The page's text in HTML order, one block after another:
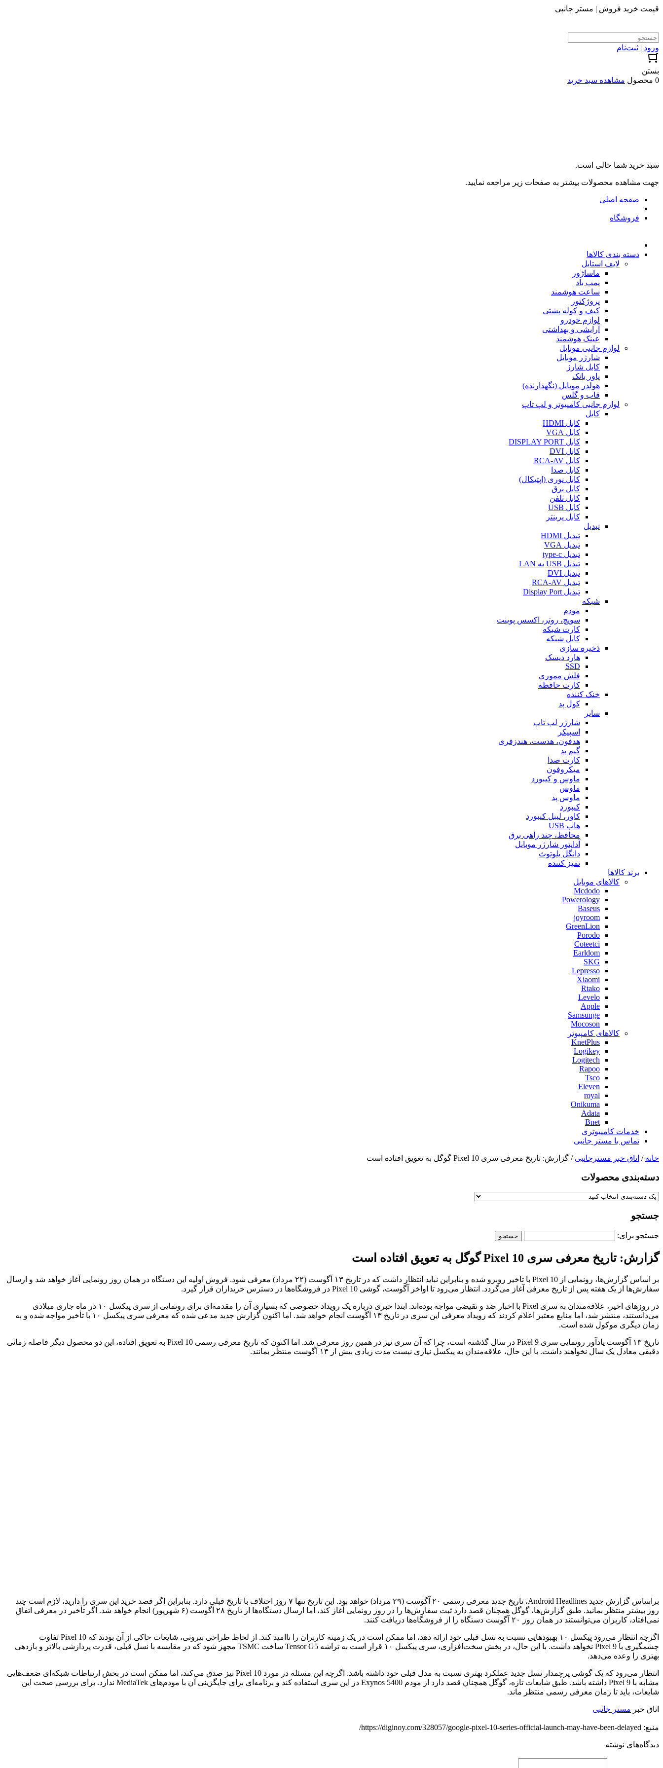
قیمت خرید فروش | مستر جانبی
ورود | ثبت‌نام
بستن
0 محصول
مشاهده سبد خرید
سبد خرید شما خالی است.
جهت مشاهده محصولات بیشتر به صفحات زیر مراجعه نمایید.
صفحه اصلی
فروشگاه
دسته بندی کالاها
لایف استایل
ماساژور
پمپ باد
ساعت هوشمند
پروژکتور
کیف و کوله پشتی
لوازم خودرو
آرایشی و بهداشتی
عینک هوشمند
لوازم جانبی موبایل
شارژر موبایل
کابل شارژ
پاور بانک
هولدر موبایل (نگهدارنده)
قاب و گلس
لوازم جانبی کامپیوتر و لپ تاپ
کابل
کابل HDMI
کابل VGA
کابل DISPLAY PORT
کابل DVI
کابل RCA-AV
کابل صدا
کابل نوری (اپتیکال)
کابل برق
کابل تلفن
کابل USB
کابل پرینتر
تبدیل
تبدیل HDMI
تبدیل VGA
تبدیل type-c
تبدیل USB به LAN
تبدیل DVI
تبدیل RCA-AV
تبدیل Display Port
شبکه
مودم
سویچ، روتر، اکسس پوینت
کارت شبکه
کابل شبکه
ذخیره سازی
هارد دیسک
SSD
فلش مموری
کارت حافظه
خنک کننده
کول پد
سایر
شارژر لپ تاپ
اسپیکر
هدفون، هدست، هندزفری
گیم پد
کارت صدا
میکروفون
ماوس و کیبورد
ماوس
ماوس پد
کیبورد
کاور، لیبل کیبورد
هاب USB
محافظ، چند راهی برق
آداپتور شارژر موبایل
دانگل بلوتوث
تمیز کننده
برند کالاها
کالاهای موبایل
Mcdodo
Powerology
Baseus
joyroom
GreenLion
Porodo
Coteetci
Earldom
SKG
Lepresso
Xiaomi
Rtako
Levelo
Apple
Samsunge
Mocoson
کالاهای کامپیوتر
KnetPlus
Logikey
Logitech
Rapoo
Tsco
Eleven
royal
Onikuma
Adata
Bnet
خدمات کامپیوتری
تماس با مستر جانبی
خانه / اتاق خبر مسترجانبی / گزارش: تاریخ معرفی سری Pixel 10 گوگل به تعویق افتاده است
دسته‌بندی‌ محصولات
جستجو
جستجو برای:
گزارش: تاریخ معرفی سری Pixel 10 گوگل به تعویق افتاده است
بر اساس گزارش‌ها، رونمایی از Pixel 10 با تاخیر روبرو شده و بنابراین نباید انتظار داشت که در تاریخ ۱۳ آگوست (۲۲ مرداد) معرفی شود. فروش اولیه این دستگاه در همان روز رونمایی آغاز خواهد شد و ارسال
سفارش‌ها از یک هفته پس از تاریخ معرفی آغاز می‌گردد. انتظار می‌رود تا اواخر آگوست، گوشی Pixel 10 در فروشگاه‌ها در دسترس خریداران قرار گیرد.
در روزهای اخیر، علاقه‌مندان به سری Pixel با اخبار ضد و نقیضی مواجه بوده‌اند. ابتدا خبری درباره یک رویداد خصوصی که بسیاری آن را مقدمه‌ای برای رونمایی از سری پیکسل ۱۰ در ماه جاری میلادی
می‌دانستند، منتشر شد، اما منابع معتبر اعلام کردند که رویداد معرفی این سری در تاریخ ۱۳ آگوست انجام خواهد شد. اما اکنون گزارش جدید مدعی شده که معرفی سری پیکسل ۱۰ با تأخیر مواجه شده و به
زمان دیگری موکول شده است.
تاریخ ۱۳ آگوست یادآور رونمایی سری Pixel 9 در سال گذشته است، چرا که آن سری نیز در همین روز معرفی شد. اما اکنون که تاریخ معرفی رسمی Pixel 10 به تعویق افتاده، این دو محصول دیگر فاصله زمانی
دقیقی معادل یک سال نخواهند داشت. با این حال، علاقه‌مندان به پیکسل نیازی نیست مدت زیادی بیش از ۱۳ آگوست منتظر بمانند.
براساس گزارش جدید Android Headlines، تاریخ جدید معرفی رسمی ۲۰ آگوست (۲۹ مرداد) خواهد بود. این تاریخ تنها ۷ روز اختلاف با تاریخ قبلی دارد. بنابراین اگر قصد خرید این سری را دارید، لازم است چند
روز بیشتر منتظر بمانید. طبق گزارش‌ها، گوگل همچنان قصد دارد ثبت سفارش‌ها را در روز رونمایی آغاز کند، اما ارسال دستگاه‌ها از تاریخ ۲۸ آگوست (۶ شهریور) انجام خواهد شد. اگر تأخیر در معرفی اتفاق
نمی‌افتاد، کاربران می‌توانستند در همان روز ۲۰ آگوست دستگاه را از فروشگاه‌ها دریافت کنند.
اگرچه انتظار می‌رود پیکسل ۱۰ بهبودهایی نسبت به نسل قبلی خود ارائه دهد، اما ممکن است در یک زمینه کاربران را ناامید کند. از لحاظ طراحی بیرونی، شایعات حاکی از آن بودند که Pixel 10 تفاوت
چشمگیری با Pixel 9 نخواهد داشت. با این حال، در بخش سخت‌افزاری، سری پیکسل ۱۰ قرار است به تراشه Tensor G5 ساخت TSMC مجهز شود که در مقایسه با نسل قبلی، قدرت پردازشی بالاتر و بازدهی
بهتری را وعده می‌دهد.
انتظار می‌رود که یک گوشی پرچمدار نسل جدید عملکرد بهتری نسبت به مدل قبلی خود داشته باشد. اگرچه این مسئله در مورد Pixel 10 نیز صدق می‌کند، اما ممکن است در بخش ارتباطات شبکه‌ای ضعف‌هایی
مشابه با Pixel 9 داشته باشد. طبق شایعات تازه، گوگل همچنان قصد دارد از مودم Exynos 5400 در این سری استفاده کند و برنامه‌ای برای جایگزینی آن با مودم‌های MediaTek ندارد. برای بررسی صحت این
شایعات، باید تا زمان معرفی رسمی منتظر ماند.
اتاق خبر مستر جانبی
منبع: https://diginoy.com/328057/google-pixel-10-series-official-launch-may-have-been-delayed/
دیدگاه‌های نوشته